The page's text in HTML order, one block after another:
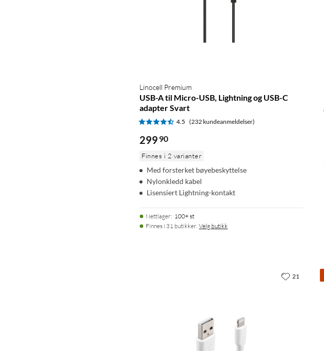
Linocell Premium
USB-A til Micro-USB, Lightning og USB-C
adapter Svart
4.5 (232 kundeanmeldelser)
299 90
Finnes i 2 varianter
Med forsterket bøyebeskyttelse
Nylonkledd kabel
Lisensiert Lightning-kontakt
Nettlager: 100+ st
Finnes i 31 butikker. Velg butikk
21